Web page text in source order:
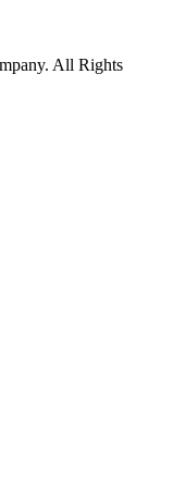
All Rights